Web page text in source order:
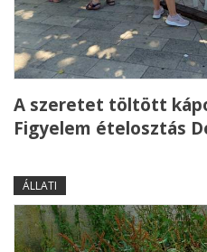
A szeretet töltött
Figyelem ételosztás
ÁLLATI